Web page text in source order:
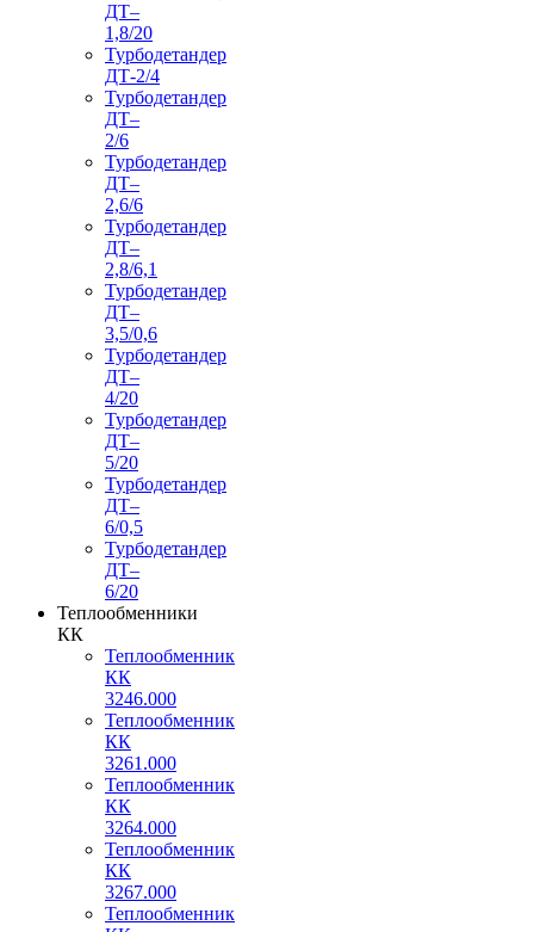
ДТ–
1,8/20
Турбодетандер
ДТ-2/4
Турбодетандер
ДТ–
2/6
Турбодетандер
ДТ–
2,6/6
Турбодетандер
ДТ–
2,8/6,1
Турбодетандер
ДТ–
3,5/0,6
Турбодетандер
ДТ–
4/20
Турбодетандер
ДТ–
5/20
Турбодетандер
ДТ–
6/0,5
Турбодетандер
ДТ–
6/20
Теплообменники
КК
Теплообменник
КК
3246.000
Теплообменник
КК
3261.000
Теплообменник
КК
3264.000
Теплообменник
КК
3267.000
Теплообменник